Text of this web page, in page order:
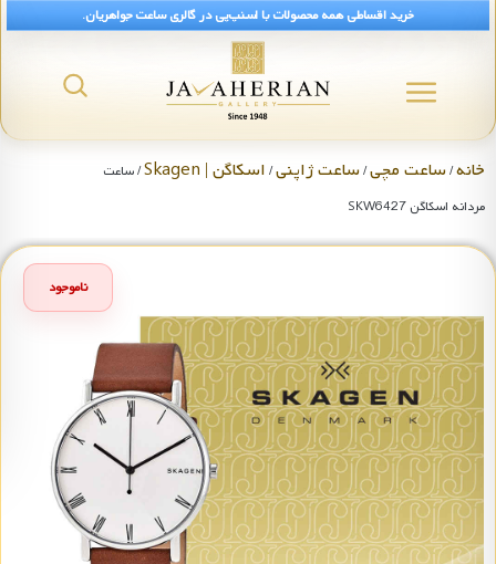
خرید اقساطی همه محصولات با اسنپ‌پی در گالری ساعت جواهریان.
خانه/ساعت مچی/ساعت ژاپنی/ اسکاگن | Skagen
/ ساعت
مردانه اسکاگن SKW6427
ناموجود